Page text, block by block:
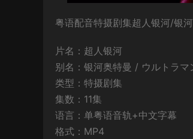
粤语配音特摄剧集超人银河/银
片名：超人银河
别名：银河奥特曼 / ウルトラ
类型：特摄剧集
集数：11集
语言：单粤语音轨+中文字幕
格式：MP4